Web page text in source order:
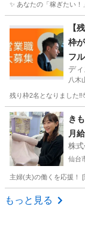
✨ あなたの「稼ぎたい
長
【
枠
フ
デ
八木
残り枠2名となりました
宮城 仙台市
き
月
株
仙台
主婦(夫)の働くを応援！
宮城 仙台市
もっと見る